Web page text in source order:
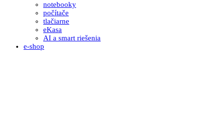
notebooky
počítače
tlačiarne
eKasa
AI a smart riešenia
e-shop